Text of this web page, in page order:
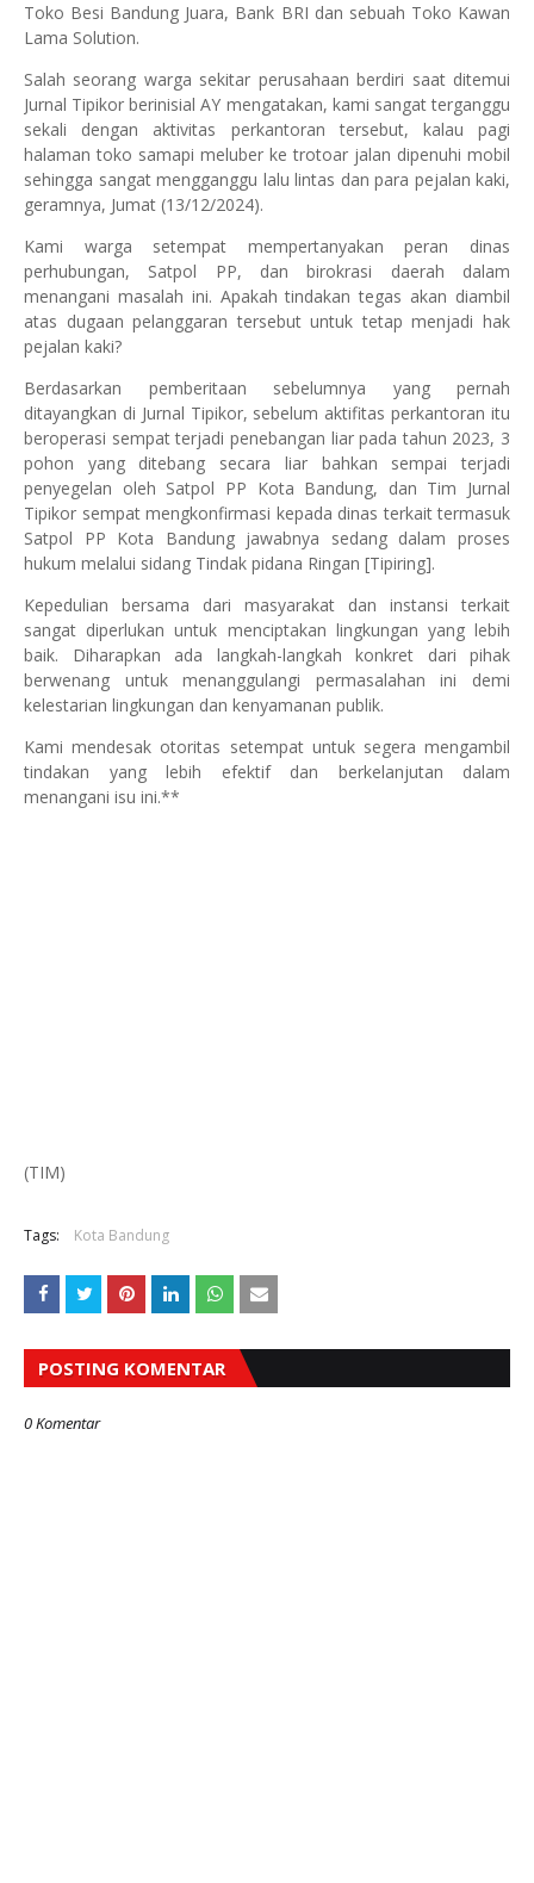
Toko Besi Bandung Juara, Bank BRI dan sebuah Toko Kawan
Lama Solution.
Salah seorang warga sekitar perusahaan berdiri saat ditemui
Jurnal Tipikor berinisial AY mengatakan, kami sangat terganggu
sekali dengan aktivitas perkantoran tersebut, kalau pagi
halaman toko samapi meluber ke trotoar jalan dipenuhi mobil
sehingga sangat mengganggu lalu lintas dan para pejalan kaki,
geramnya, Jumat (13/12/2024).
Kami warga setempat mempertanyakan peran dinas
perhubungan, Satpol PP, dan birokrasi daerah dalam
menangani masalah ini. Apakah tindakan tegas akan diambil
atas dugaan pelanggaran tersebut untuk tetap menjadi hak
pejalan kaki?
Berdasarkan pemberitaan sebelumnya yang pernah
ditayangkan di Jurnal Tipikor, sebelum aktifitas perkantoran itu
beroperasi sempat terjadi penebangan liar pada tahun 2023, 3
pohon yang ditebang secara liar bahkan sempai terjadi
penyegelan oleh Satpol PP Kota Bandung, dan Tim Jurnal
Tipikor sempat mengkonfirmasi kepada dinas terkait termasuk
Satpol PP Kota Bandung jawabnya sedang dalam proses
hukum melalui sidang Tindak pidana Ringan [Tipiring].
Kepedulian bersama dari masyarakat dan instansi terkait
sangat diperlukan untuk menciptakan lingkungan yang lebih
baik. Diharapkan ada langkah-langkah konkret dari pihak
berwenang untuk menanggulangi permasalahan ini demi
kelestarian lingkungan dan kenyamanan publik.
Kami mendesak otoritas setempat untuk segera mengambil
tindakan yang lebih efektif dan berkelanjutan dalam
menangani isu ini.**
(TIM)
Tags: Kota Bandung
POSTING KOMENTAR
0 Komentar